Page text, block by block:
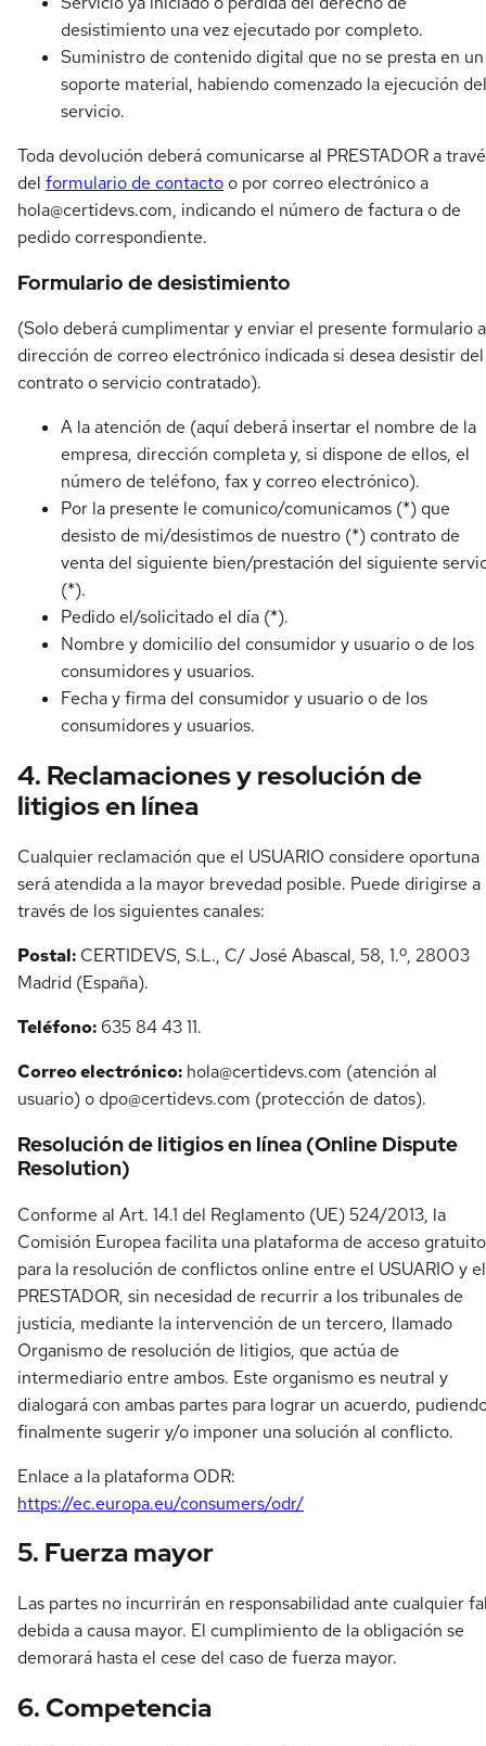
desistimiento una vez ejecutado por completo.
Suministro de contenido digital que no se presta en un
soporte material, habiendo comenzado la ejecución del
servicio.
Toda devolución deberá comunicarse al PRESTADOR a
del formulario de contacto o por correo electrónico a
hola@certidevs.com, indicando el número de factura o de
pedido correspondiente.
Formulario de desistimiento
(Solo deberá cumplimentar y enviar el presente formulario
dirección de correo electrónico indicada si desea desistir del
contrato o servicio contratado).
A la atención de (aquí deberá insertar el nombre de la
empresa, dirección completa y, si dispone de ellos, el
número de teléfono, fax y correo electrónico).
Por la presente le comunico/comunicamos (*) que
desisto de mi/desistimos de nuestro (*) contrato de
venta del siguiente bien/prestación del siguiente
(*).
Pedido el/solicitado el día (*).
Nombre y domicilio del consumidor y usuario o de los
consumidores y usuarios.
Fecha y firma del consumidor y usuario o de los
consumidores y usuarios.
4. Reclamaciones y resolución de
litigios en línea
Cualquier reclamación que el USUARIO considere oportuna
será atendida a la mayor brevedad posible. Puede dirigirse a
través de los siguientes canales:
Postal: CERTIDEVS, S.L., C/ José Abascal, 58, 1.º, 28003
Madrid (España).
Teléfono: 635 84 43 11.
Correo electrónico: hola@certidevs.com (atención al
usuario) o dpo@certidevs.com (protección de datos).
Resolución de litigios en línea (Online Dispute
Resolution)
Conforme al Art. 14.1 del Reglamento (UE) 524/2013, la
Comisión Europea facilita una plataforma de acceso gratuito
para la resolución de conflictos online entre el USUARIO y el
PRESTADOR, sin necesidad de recurrir a los tribunales de
justicia, mediante la intervención de un tercero, llamado
Organismo de resolución de litigios, que actúa de
intermediario entre ambos. Este organismo es neutral y
dialogará con ambas partes para lograr un acuerdo,
finalmente sugerir y/o imponer una solución al conflicto.
Enlace a la plataforma ODR:
https://ec.europa.eu/consumers/odr/
5. Fuerza mayor
Las partes no incurrirán en responsabilidad ante cualquier
debida a causa mayor. El cumplimiento de la obligación se
demorará hasta el cese del caso de fuerza mayor.
6. Competencia